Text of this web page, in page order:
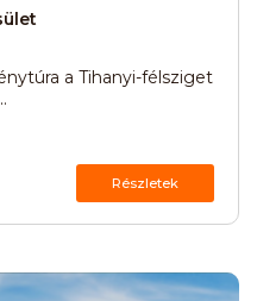
a Tihanyi-félsziget
Részletek